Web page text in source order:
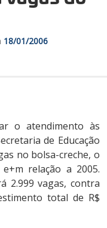
18/01/2006
o atendimento às
de Educação
no bolsa-creche, o
relação a 2005.
2.999 vagas, contra
total de R$